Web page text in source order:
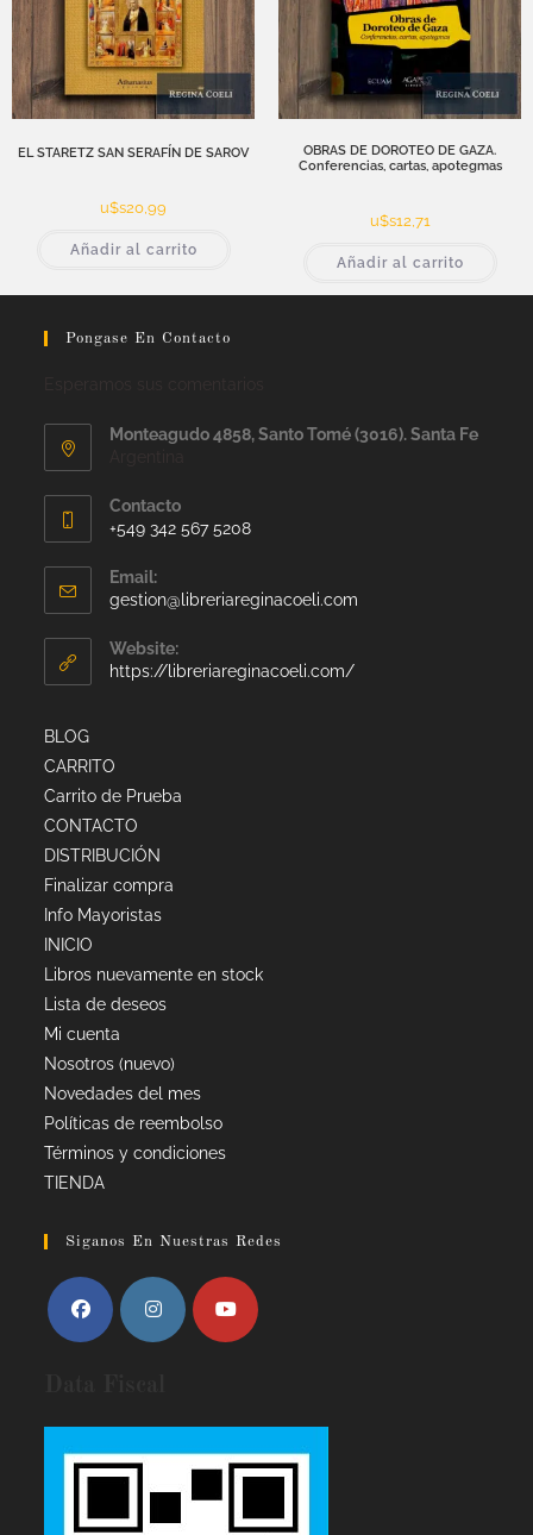
EL STARETZ SAN SERAFÍN DE SAROV
u$s20,99
Añadir al carrito
OBRAS DE DOROTEO DE GAZA.
Conferencias, cartas, apotegmas
u$s12,71
Añadir al carrito
Pongase En Contacto
Monteagudo 4858, Santo Tomé (3016). Santa Fe
Contacto
+549 342 567 5208
Email:
gestion@libreriareginacoeli.com
Website:
https://libreriareginacoeli.com/
BLOG
CARRITO
Carrito de Prueba
CONTACTO
DISTRIBUCIÓN
Finalizar compra
Info Mayoristas
INICIO
Libros nuevamente en stock
Lista de deseos
Mi cuenta
Nosotros (nuevo)
Novedades del mes
Políticas de reembolso
Términos y condiciones
TIENDA
Siganos En Nuestras Redes